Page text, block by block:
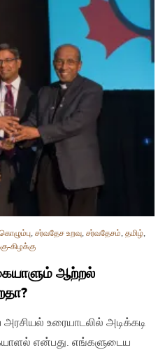
கொழும்பு, சர்வதேச உறவு, சர்வதேசம், தமிழ்,
கிழக்கு
ஆற்றல்
அரசியல் உரையாடலில் அடிக்கடி
என்பது. எங்களுடைய